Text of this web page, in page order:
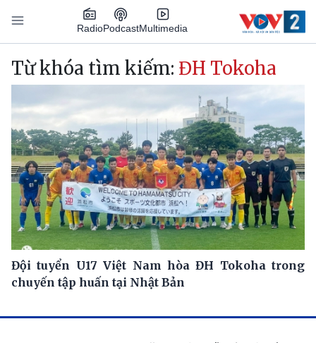
Nhảy đến nội dung
RadioPodcastMultimedia
Main navigation
Từ khóa tìm kiếm: ĐH Tokoha
Đội tuyển U17 Việt Nam hòa ĐH Tokoha trong
chuyến tập huấn tại Nhật Bản